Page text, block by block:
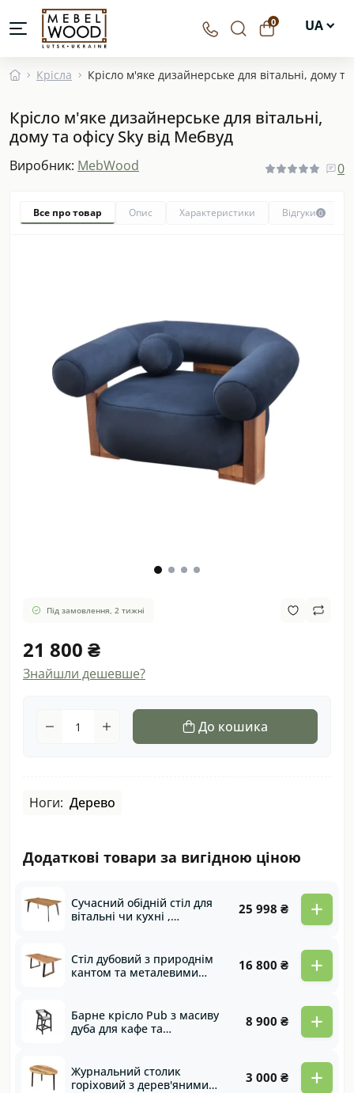
0 UA
PL
Крісла Крісло м'яке дизайнерське для вітальні, дому
Крісло м'яке дизайнерське для вітальні,
дому та офісу Sky від Мебвуд
Виробник: MebWood 0
Все про товар Опис Характеристики Відгуки 0
Під замовлення, 2 тижні
21 800 ₴
Знайшли дешевше?
До кошика
Ноги: Дерево
Додаткові товари за вигідною ціною
Сучасний обідній стіл для
вітальні чи кухні ,
25 998 ₴ +
Стіл дубовий з природнім
кантом та металевими
16 800 ₴ +
Барне крісло Pub з масиву
дуба для кафе та
8 900 ₴ +
Журнальний столик
горіховий з дерев'яними
3 000 ₴ +